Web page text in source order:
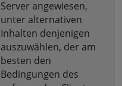
Server angewiesen,
unter alternativen
Inhalten denjenigen
auszuwählen, der am
besten den
Bedingungen des